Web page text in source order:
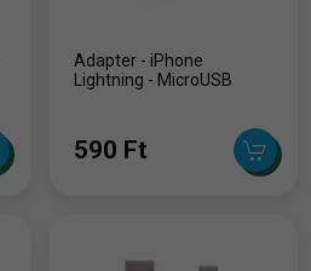
Adapter - iPhone
Lightning - MicroUSB
590 Ft